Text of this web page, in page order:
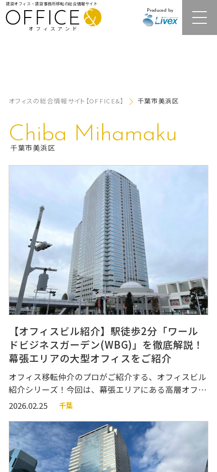
オフィスアンド
賃貸オフィス・賃貸事務所移転の総合情報サイト
Produced by
レンタルオフィス
オフィス相場情報・再開発情報
オフィス移転事例
オフィス移転関連
オフィスの総合情報サイト【OFFICE&】 千葉市美浜区
Chiba Mihamaku
千葉市美浜区
【オフィスビル紹介】駅徒歩2分「ワール
ドビジネスガーデン(WBG)」を徹底解説！
幕張エリアの大型オフィスをご紹介
オフィス移転仲介のプロがご紹介する、オフィスビル
紹介シリーズ！今回は、幕張エリアにある高層オフィ
スビル『ワールドビジネスガーデン（WBG）』のご紹
用部分、オフィスフロア、ビル設備、周辺施設などを
ご紹介しています。図面や360度VR内覧動画もあるの
で、幕張周辺で高層ビルへのご移転をご検討中の方は
ぜひご参考にして
2026.02.25 千葉